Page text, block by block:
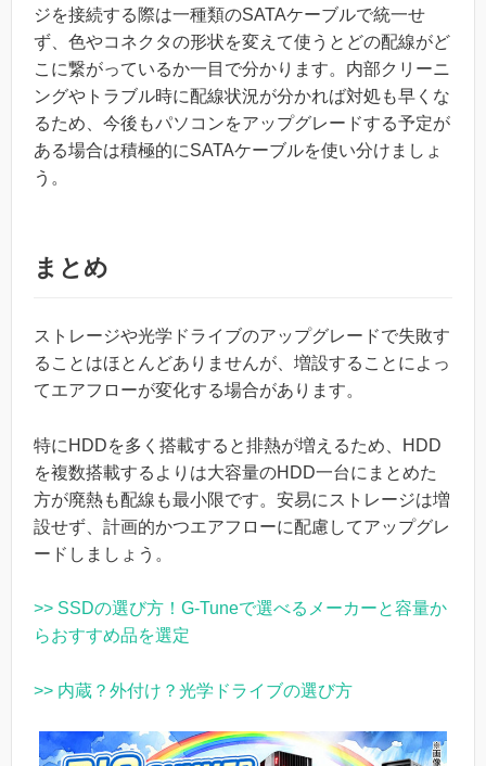
ジを接続する際は一種類のSATAケーブルで統一せ
ず、色やコネクタの形状を変えて使うとどの配線がど
こに繋がっているか一目で分かります。内部クリーニ
ングやトラブル時に配線状況が分かれば対処も早くな
るため、今後もパソコンをアップグレードする予定が
ある場合は積極的にSATAケーブルを使い分けましょ
う。
まとめ
ストレージや光学ドライブのアップグレードで失敗す
ることはほとんどありませんが、増設することによっ
てエアフローが変化する場合があります。
特にHDDを多く搭載すると排熱が増えるため、HDD
を複数搭載するよりは大容量のHDD一台にまとめた
方が廃熱も配線も最小限です。安易にストレージは増
設せず、計画的かつエアフローに配慮してアップグレ
ードしましょう。
>> SSDの選び方！G-Tuneで選べるメーカーと容量か
らおすすめ品を選定
>> 内蔵？外付け？光学ドライブの選び方